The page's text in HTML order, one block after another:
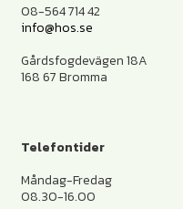
08-564 714 42
info@hos.se
Gårdsfogdevägen 18A
168 67 Bromma
Telefontider
Måndag-Fredag
08.30-16.00